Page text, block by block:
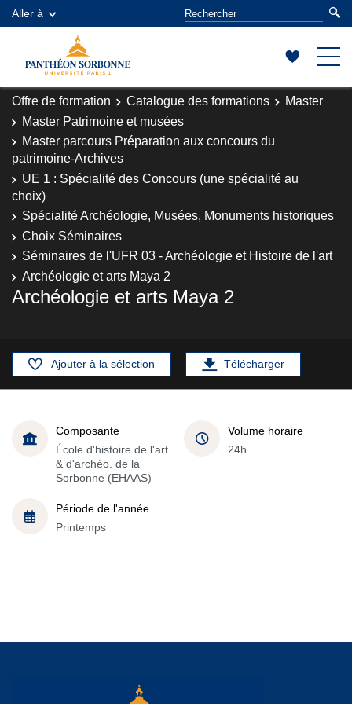
Aller à
Offre de formation Catalogue des formations
Master
Master Patrimoine et musées
Master parcours Préparation aux concours du
patrimoine-Archives
UE 1 : Spécialité des Concours (une spécialité au
choix)
Spécialité Archéologie, Musées, Monuments historiques
Choix Séminaires
Séminaires de l'UFR 03 - Archéologie et Histoire de l'art
Archéologie et arts Maya 2
Archéologie et arts Maya 2
Ajouter à la sélection Télécharger
Composante
École d'histoire de l'art
& d'archéo. de la
Sorbonne (EHAAS)
Volume horaire
24h
Période de l'année
Printemps